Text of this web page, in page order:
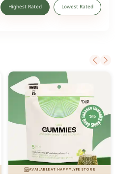
Highest Rated Lowest Rated
AVAILABLE AT HAPPYLYFE STORE